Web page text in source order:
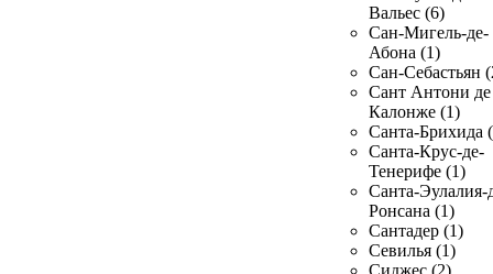
Вальес (6)
Сан-Мигель-де-
Абона (1)
Сан-Себастьян
Сант Антони де
Калонже (1)
Санта-Брихида
Санта-Крус-де-
Тенерифе (1)
Санта-Эулалия-
Ронсана (1)
Сантадер (1)
Севилья (1)
Сиджес (2)